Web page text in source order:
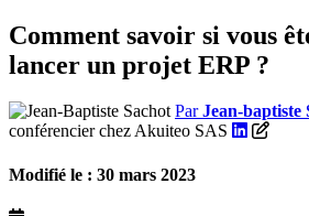
Comment savoir si vous
lancer un projet ERP ?
ParJean-baptiste
conférencier chez Akuiteo SAS
Modifié le : 30 mars 2023